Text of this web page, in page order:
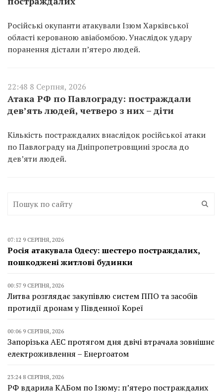
Російські окупанти атакували Ізюм Харківської
області керованою авіабомбою. Унаслідок удару
поранення дістали п’ятеро людей.
22:48 8 Серпня, 2026
Атака РФ по Павлограду: постраждали
дев’ять людей, четверо з них – діти
Кількість постраждалих внаслідок російської атаки
по Павлограду на Дніпропетровщині зросла до
дев’яти людей.
07:12 9 СЕРПНЯ, 2026
Росія атакувала Одесу: шестеро постраждалих,
пошкоджені житлові будинки
00:57 9 СЕРПНЯ, 2026
Литва розглядає закупівлю систем ППО та засобів
протидії дронам у Південної Кореї
00:06 9 СЕРПНЯ, 2026
Запорізька АЕС протягом дня двічі втрачала зовнішнє
електроживлення – Енергоатом
23:24 8 СЕРПНЯ, 2026
РФ вдарила КАБом по Ізюму: п’ятеро постраждалих